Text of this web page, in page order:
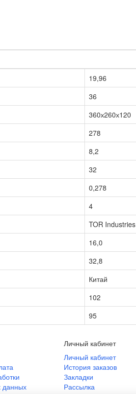
19,96
36
360х260х120
278
8,2
32
0,278
4
TOR Industries
16,0
32,8
Китай
102
95
данных
Личный кабинет
Личный кабинет
История заказов
Закладки
Рассылка